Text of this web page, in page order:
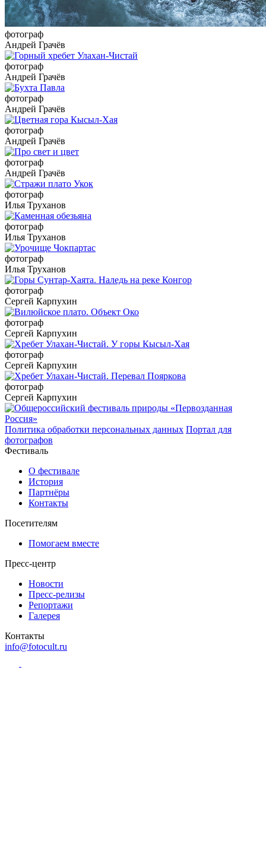
фотограф
Андрей Грачёв
фотограф
Андрей Грачёв
фотограф
Андрей Грачёв
фотограф
Андрей Грачёв
фотограф
Андрей Грачёв
фотограф
Илья Труханов
фотограф
Илья Труханов
фотограф
Илья Труханов
фотограф
Сергей Карпухин
фотограф
Сергей Карпухин
фотограф
Сергей Карпухин
фотограф
Сергей Карпухин
Политика обработки персональных данных Портал для
фотографов
Фестиваль
О фестивале
История
Партнёры
Контакты
Посетителям
Помогаем вместе
Пресс-центр
Новости
Пресс-релизы
Репортажи
Галерея
Контакты
info@fotocult.ru